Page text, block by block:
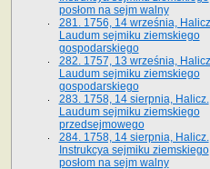
posłom na sejm walny
281. 1756, 14 września,
Laudum sejmiku ziemskiego
gospodarskiego
282. 1757, 13 września,
Laudum sejmiku ziemskiego
gospodarskiego
283. 1758, 14 sierpnia, Halicz.
Laudum sejmiku ziemskiego
przedsejmowego
284. 1758, 14 sierpnia, Halicz.
Instrukcya sejmiku ziemskiego
posłom na sejm walny